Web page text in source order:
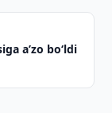
aʼzo bo‘ldi